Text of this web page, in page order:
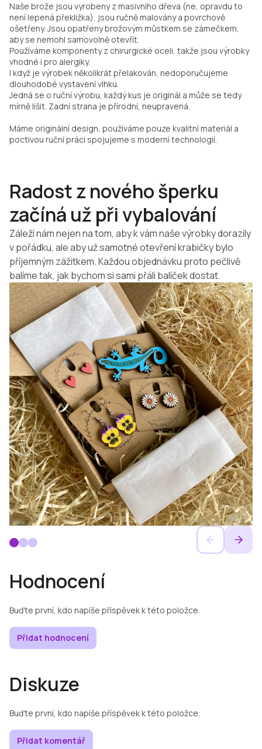
Naše brože jsou vyrobeny z masivního dřeva (ne, opravdu to
není lepená překližka), jsou ručně malovány a povrchově
ošetřeny. Jsou opatřeny brožovým můstkem se zámečkem,
aby se nemohl samovolně otevřít.
Používáme komponenty z chirurgické oceli, takže jsou výrobky
vhodné i pro alergiky.
I když je výrobek několikrát přelakován, nedoporučujeme
dlouhodobé vystavení vlhku.
Jedná se o ruční výrobu, každý kus je originál a může se tedy
mírně lišit. Zadní strana je přírodní, neupravená.
Máme originální design, používáme pouze kvalitní materiál a
poctivou ruční práci spojujeme s moderní technologií.
Hodnocení
Buďte první, kdo napíše příspěvek k této položce.
Přidat hodnocení
Diskuze
Buďte první, kdo napíše příspěvek k této položce.
Přidat komentář
Radost z nového šperku
začíná už při vybalování
Záleží nám nejen na tom, aby k vám naše výrobky dorazily
v pořádku, ale aby už samotné otevření krabičky bylo
příjemným zážitkem. Každou objednávku proto pečlivě
balíme tak, jak bychom si sami přáli balíček dostat.